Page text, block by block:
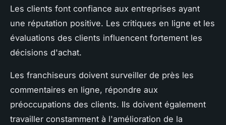
Les clients font confiance aux entreprises ayant
une réputation positive. Les critiques en ligne et les
évaluations des clients influencent fortement les
décisions d'achat.
Les franchiseurs doivent surveiller de près les
commentaires en ligne, répondre aux
préoccupations des clients. Ils doivent également
travailler constamment à l'amélioration de la